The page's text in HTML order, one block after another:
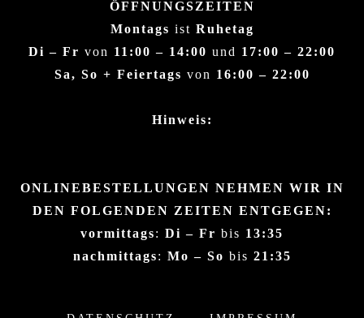
ÖFFNUNGSZEITEN
Montags ist Ruhetag
Di – Fr von 11:00 – 14:00 und 17:00 – 22:00
Sa, So + Feiertags von 16:00 – 22:00
Hinweis:
ONLINEBESTELLUNGEN NEHMEN WIR IN
DEN FOLGENDEN ZEITEN ENTGEGEN:
vormittags: Di – Fr bis 13:35
nachmittags: Mo – So bis 21:35